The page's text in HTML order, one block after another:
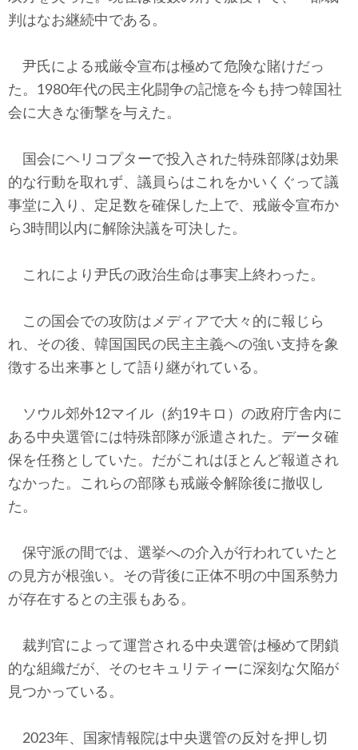
判はなお継続中である。
尹氏による戒厳令宣布は極めて危険な賭けだっ
た。1980年代の民主化闘争の記憶を今も持つ韓国社
会に大きな衝撃を与えた。
国会にヘリコプターで投入された特殊部隊は効果
的な行動を取れず、議員らはこれをかいくぐって議
事堂に入り、定足数を確保した上で、戒厳令宣布か
ら3時間以内に解除決議を可決した。
これにより尹氏の政治生命は事実上終わった。
この国会での攻防はメディアで大々的に報じら
れ、その後、韓国国民の民主主義への強い支持を象
徴する出来事として語り継がれている。
ソウル郊外12マイル（約19キロ）の政府庁舎内に
ある中央選管には特殊部隊が派遣された。データ確
保を任務としていた。だがこれはほとんど報道され
なかった。これらの部隊も戒厳令解除後に撤収し
た。
保守派の間では、選挙への介入が行われていたと
の見方が根強い。その背後に正体不明の中国系勢力
が存在するとの主張もある。
裁判官によって運営される中央選管は極めて閉鎖
的な組織だが、そのセキュリティーに深刻な欠陥が
見つかっている。
2023年、国家情報院は中央選管の反対を押し切